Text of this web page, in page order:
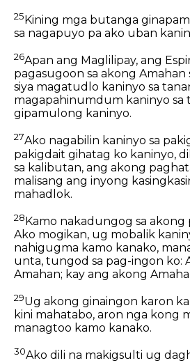
25Kining mga butanga
sa nagapuyo pa ako uban
26Apan ang Maglilipay, ang
pagasugoon sa akong Amahan
siya magatudlo kaninyo sa
magapahinumdum kaninyo sa
gipamulong kaninyo.
27Ako nagabilin kaninyo sa
pakigdait gihatag ko kaninyo,
sa kalibutan, ang akong
malisang ang inyong
mahadlok.
28Kamo nakadungog sa akong
Ako mogikan, ug mobalik
nahigugma kamo kanako,
unta, tungod sa pag-ingon ko:
Amahan; kay ang akong
29Ug akong ginaingon karon
kini mahatabo, aron nga kong
managtoo kamo kanako.
30Ako dili na makigsulti ug